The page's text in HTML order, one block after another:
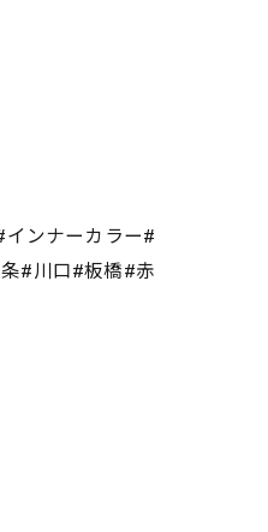
ンナーカラー#
#川口#板橋#赤